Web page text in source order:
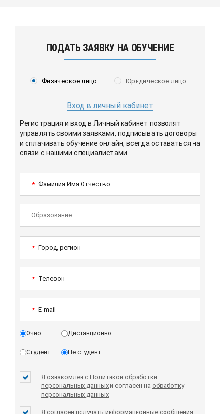
ПОДАТЬ ЗАЯВКУ НА ОБУЧЕНИЕ
Физическое лицо Юридическое лицо
Вход в личный кабинет
Регистрация и вход в Личный кабинет позволят
управлять своими заявками, подписывать договоры
и оплачивать обучение онлайн, всегда оставаться на
связи с нашими специалистами.
* Фамилия Имя Отчество
* Город, регион
* Телефон
* E-mail
Очно Дистанционно
Студент Не студент
Я ознакомлен с Политикой обработки
персональных данных и согласен на обработку
персональных данных
Я согласен получать информационные сообщения